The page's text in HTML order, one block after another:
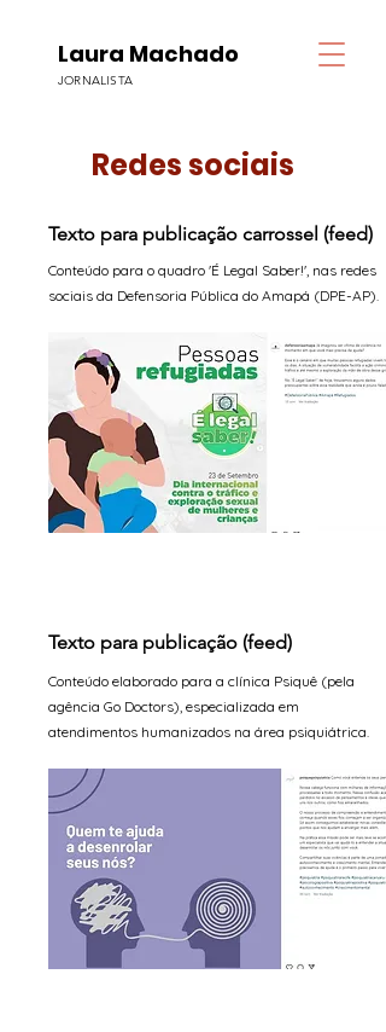
Laura Machado
JORNALISTA
Redes sociais
Texto para publicação carrossel (feed)
Conteúdo para o quadro 'É Legal Saber!', nas redes
sociais da Defensoria Pública do Amapá (DPE-AP).
Texto para publicação (feed)
Conteúdo elaborado para a clínica Psiquê (pela
agência Go Doctors), especializada em
atendimentos humanizados na área psiquiátrica.